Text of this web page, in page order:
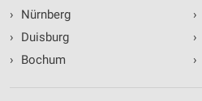
›
Nürnberg
›
Duisburg
›
Bochum
›
›
›